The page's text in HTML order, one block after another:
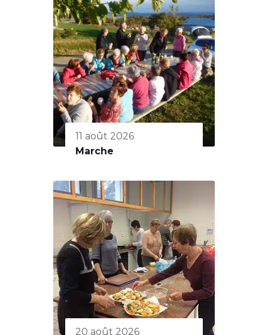
11 août 2026
Marche
20 août 2026